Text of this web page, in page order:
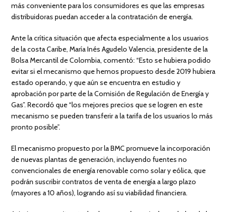
más conveniente para los consumidores es que las empresas
distribuidoras puedan acceder a la contratación de energía.
Ante la crítica situación que afecta especialmente a los usuarios
de la costa Caribe, María Inés Agudelo Valencia, presidente de la
Bolsa Mercantil de Colombia, comentó: “Esto se hubiera podido
evitar si el mecanismo que hemos propuesto desde 2019 hubiera
estado operando, y que aún se encuentra en estudio y
aprobación por parte de la Comisión de Regulación de Energía y
Gas”. Recordó que “los mejores precios que se logren en este
mecanismo se pueden transferir a la tarifa de los usuarios lo más
pronto posible”.
El mecanismo propuesto por la BMC promueve la incorporación
de nuevas plantas de generación, incluyendo fuentes no
convencionales de energía renovable como solar y eólica, que
podrán suscribir contratos de venta de energía a largo plazo
(mayores a 10 años), logrando así su viabilidad financiera.